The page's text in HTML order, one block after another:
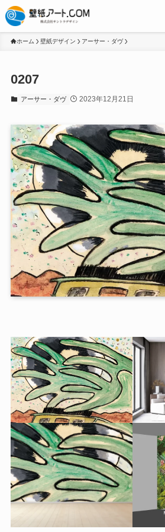
ホーム 壁紙デザイン アーサー・ダヴ
0207
アーサー・ダヴ 2023年12月21日